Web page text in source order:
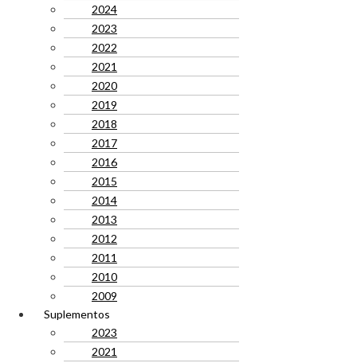
2024
2023
2022
2021
2020
2019
2018
2017
2016
2015
2014
2013
2012
2011
2010
2009
Suplementos
2023
2021